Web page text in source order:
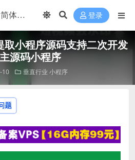
登录
取小程序源码支持二次开发
源码小程序
10 垂直行业 小程序
题